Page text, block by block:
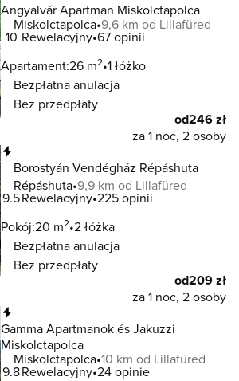
Angyalvár Apartman Miskolctapolca
Miskolctapolca 9,6 km od Lillafüred
10 Rewelacyjny 67 opinii
Apartament:26 m2 1 łóżko
Bezpłatna anulacja
Bez przedpłaty
od246 zł
za 1 noc, 2 osoby
Borostyán Vendégház Répáshuta
Répáshuta 9,9 km od Lillafüred
9.5Rewelacyjny 225 opinii
Pokój:20 m2 2 łóżka
Bezpłatna anulacja
Bez przedpłaty
od209 zł
za 1 noc, 2 osoby
Gamma Apartmanok és Jakuzzi
Miskolctapolca
Miskolctapolca 10 km od Lillafüred
9.8Rewelacyjny 24 opinie